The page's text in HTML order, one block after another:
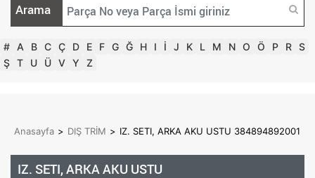
Arama
# A B C Ç D E F G Ğ H I İ J K L M N O Ö P R S
Ş T U Ü V Y Z
Anasayfa > DIŞ TRİM > IZ. SETI, ARKA AKU USTU 384894892001
IZ. SETI, ARKA AKU USTU